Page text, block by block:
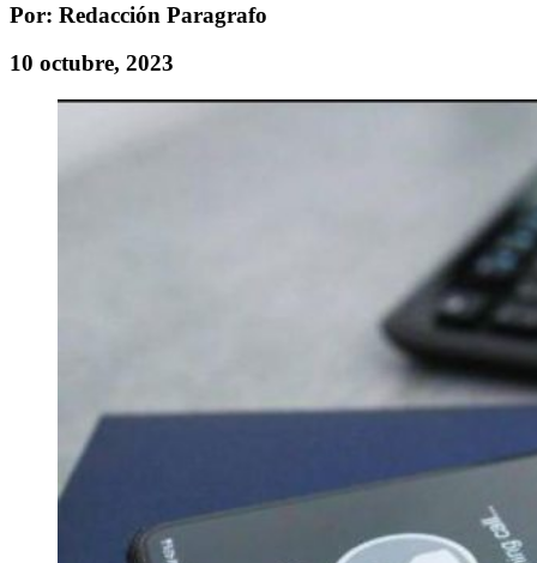
Por: Redacción Paragrafo
10 octubre, 2023